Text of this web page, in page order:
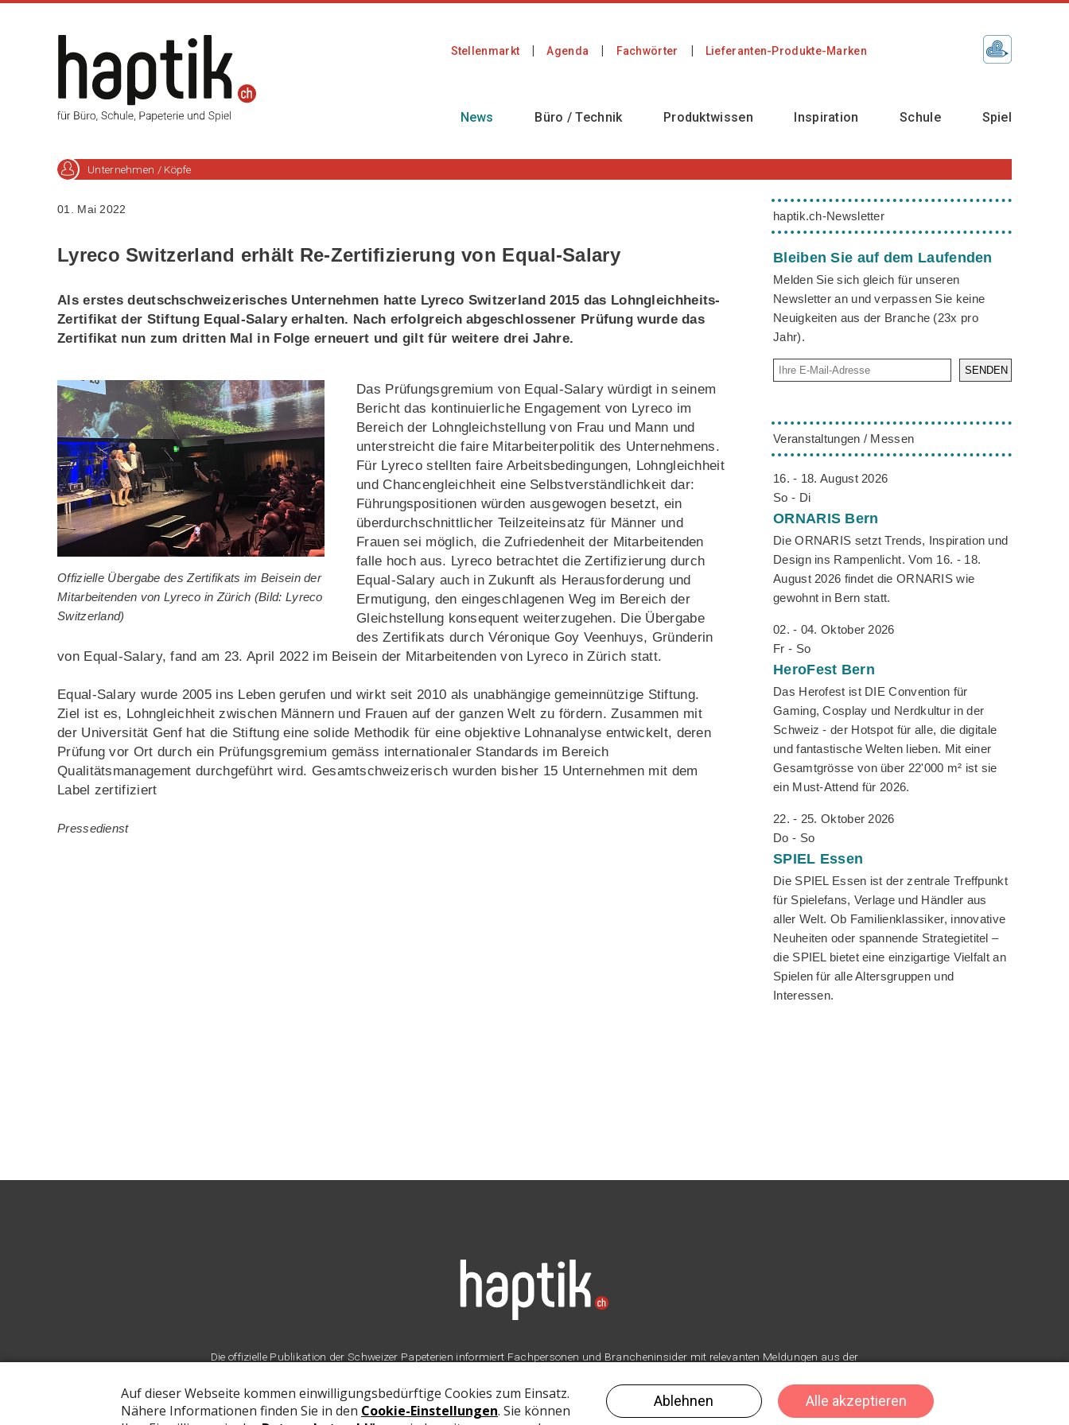
Stellenmarkt Agenda Fachwörter Lieferanten-Produkte-Marken
News Büro / Technik Produktwissen Inspiration Schule Spiel
Unternehmen / Köpfe
01. Mai 2022
Lyreco Switzerland erhält Re-Zertifizierung von Equal-Salary
Als erstes deutschschweizerisches Unternehmen hatte Lyreco Switzerland 2015 das Lohngleichheits-
Zertifikat der Stiftung Equal-Salary erhalten. Nach erfolgreich abgeschlossener Prüfung wurde das
Zertifikat nun zum dritten Mal in Folge erneuert und gilt für weitere drei Jahre.
Offizielle Übergabe des Zertifikats im Beisein der
Mitarbeitenden von Lyreco in Zürich (Bild: Lyreco
Switzerland)
Das Prüfungsgremium von Equal-Salary würdigt in seinem
Bericht das kontinuierliche Engagement von Lyreco im
Bereich der Lohngleichstellung von Frau und Mann und
unterstreicht die faire Mitarbeiterpolitik des Unternehmens.
Für Lyreco stellten faire Arbeitsbedingungen, Lohngleichheit
und Chancengleichheit eine Selbstverständlichkeit dar:
Führungspositionen würden ausgewogen besetzt, ein
überdurchschnittlicher Teilzeiteinsatz für Männer und
Frauen sei möglich, die Zufriedenheit der Mitarbeitenden
falle hoch aus. Lyreco betrachtet die Zertifizierung durch
Equal-Salary auch in Zukunft als Herausforderung und
Ermutigung, den eingeschlagenen Weg im Bereich der
Gleichstellung konsequent weiterzugehen. Die Übergabe
des Zertifikats durch Véronique Goy Veenhuys, Gründerin
von Equal-Salary, fand am 23. April 2022 im Beisein der Mitarbeitenden von Lyreco in Zürich statt.
Equal-Salary wurde 2005 ins Leben gerufen und wirkt seit 2010 als unabhängige gemeinnützige Stiftung.
Ziel ist es, Lohngleichheit zwischen Männern und Frauen auf der ganzen Welt zu fördern. Zusammen mit
der Universität Genf hat die Stiftung eine solide Methodik für eine objektive Lohnanalyse entwickelt, deren
Prüfung vor Ort durch ein Prüfungsgremium gemäss internationaler Standards im Bereich
Qualitätsmanagement durchgeführt wird. Gesamtschweizerisch wurden bisher 15 Unternehmen mit dem
Label zertifiziert
Pressedienst
haptik.ch-Newsletter
Bleiben Sie auf dem Laufenden
Melden Sie sich gleich für unseren
Newsletter an und verpassen Sie keine
Neuigkeiten aus der Branche (23x pro
Jahr).
SENDEN
Veranstaltungen / Messen
16. - 18. August 2026
So - Di
ORNARIS Bern
Die ORNARIS setzt Trends, Inspiration und
Design ins Rampenlicht. Vom 16. - 18.
August 2026 findet die ORNARIS wie
gewohnt in Bern statt.
02. - 04. Oktober 2026
Fr - So
HeroFest Bern
Das Herofest ist DIE Convention für
Gaming, Cosplay und Nerdkultur in der
Schweiz - der Hotspot für alle, die digitale
und fantastische Welten lieben. Mit einer
Gesamtgrösse von über 22'000 m² ist sie
ein Must-Attend für 2026.
22. - 25. Oktober 2026
Do - So
SPIEL Essen
Die SPIEL Essen ist der zentrale Treffpunkt
für Spielefans, Verlage und Händler aus
aller Welt. Ob Familienklassiker, innovative
Neuheiten oder spannende Strategietitel –
die SPIEL bietet eine einzigartige Vielfalt an
Spielen für alle Altersgruppen und
Interessen.
Die offizielle Publikation der Schweizer Papeterien informiert Fachpersonen und Brancheninsider mit relevanten Meldungen aus der